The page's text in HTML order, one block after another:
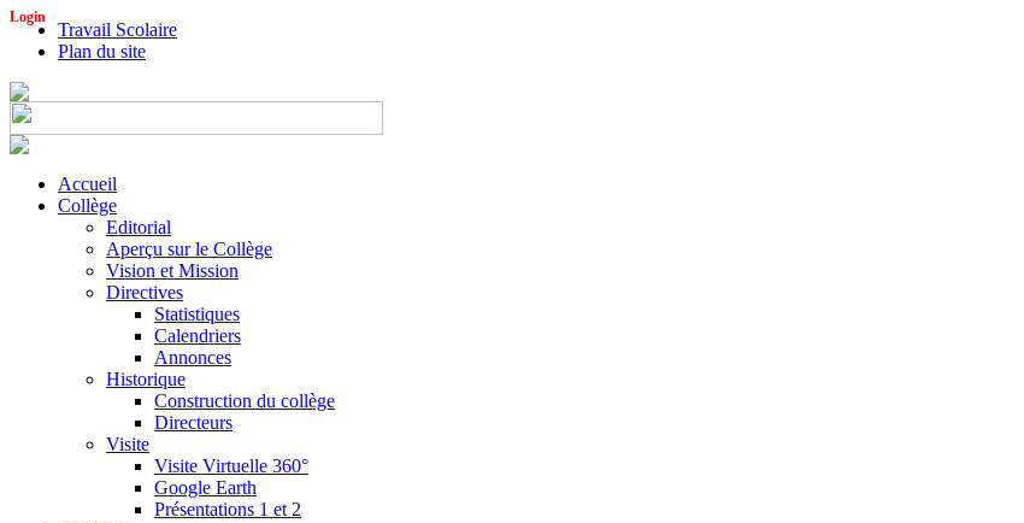
Login
Travail Scolaire
Plan du site
Accueil
Collège
Editorial
Aperçu sur le Collège
Vision et Mission
Directives
Statistiques
Calendriers
Annonces
Historique
Construction du collège
Directeurs
Visite
Visite Virtuelle 360°
Google Earth
Présentations 1 et 2